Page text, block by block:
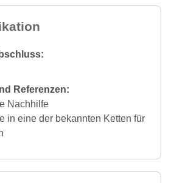
Referenzen:
Nachhilfe
in eine der bekannten Ketten für